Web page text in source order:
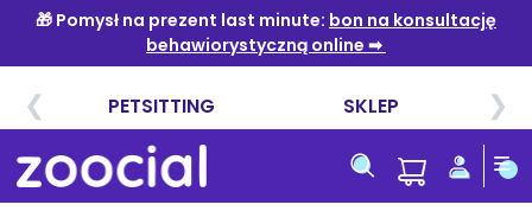
do
treści